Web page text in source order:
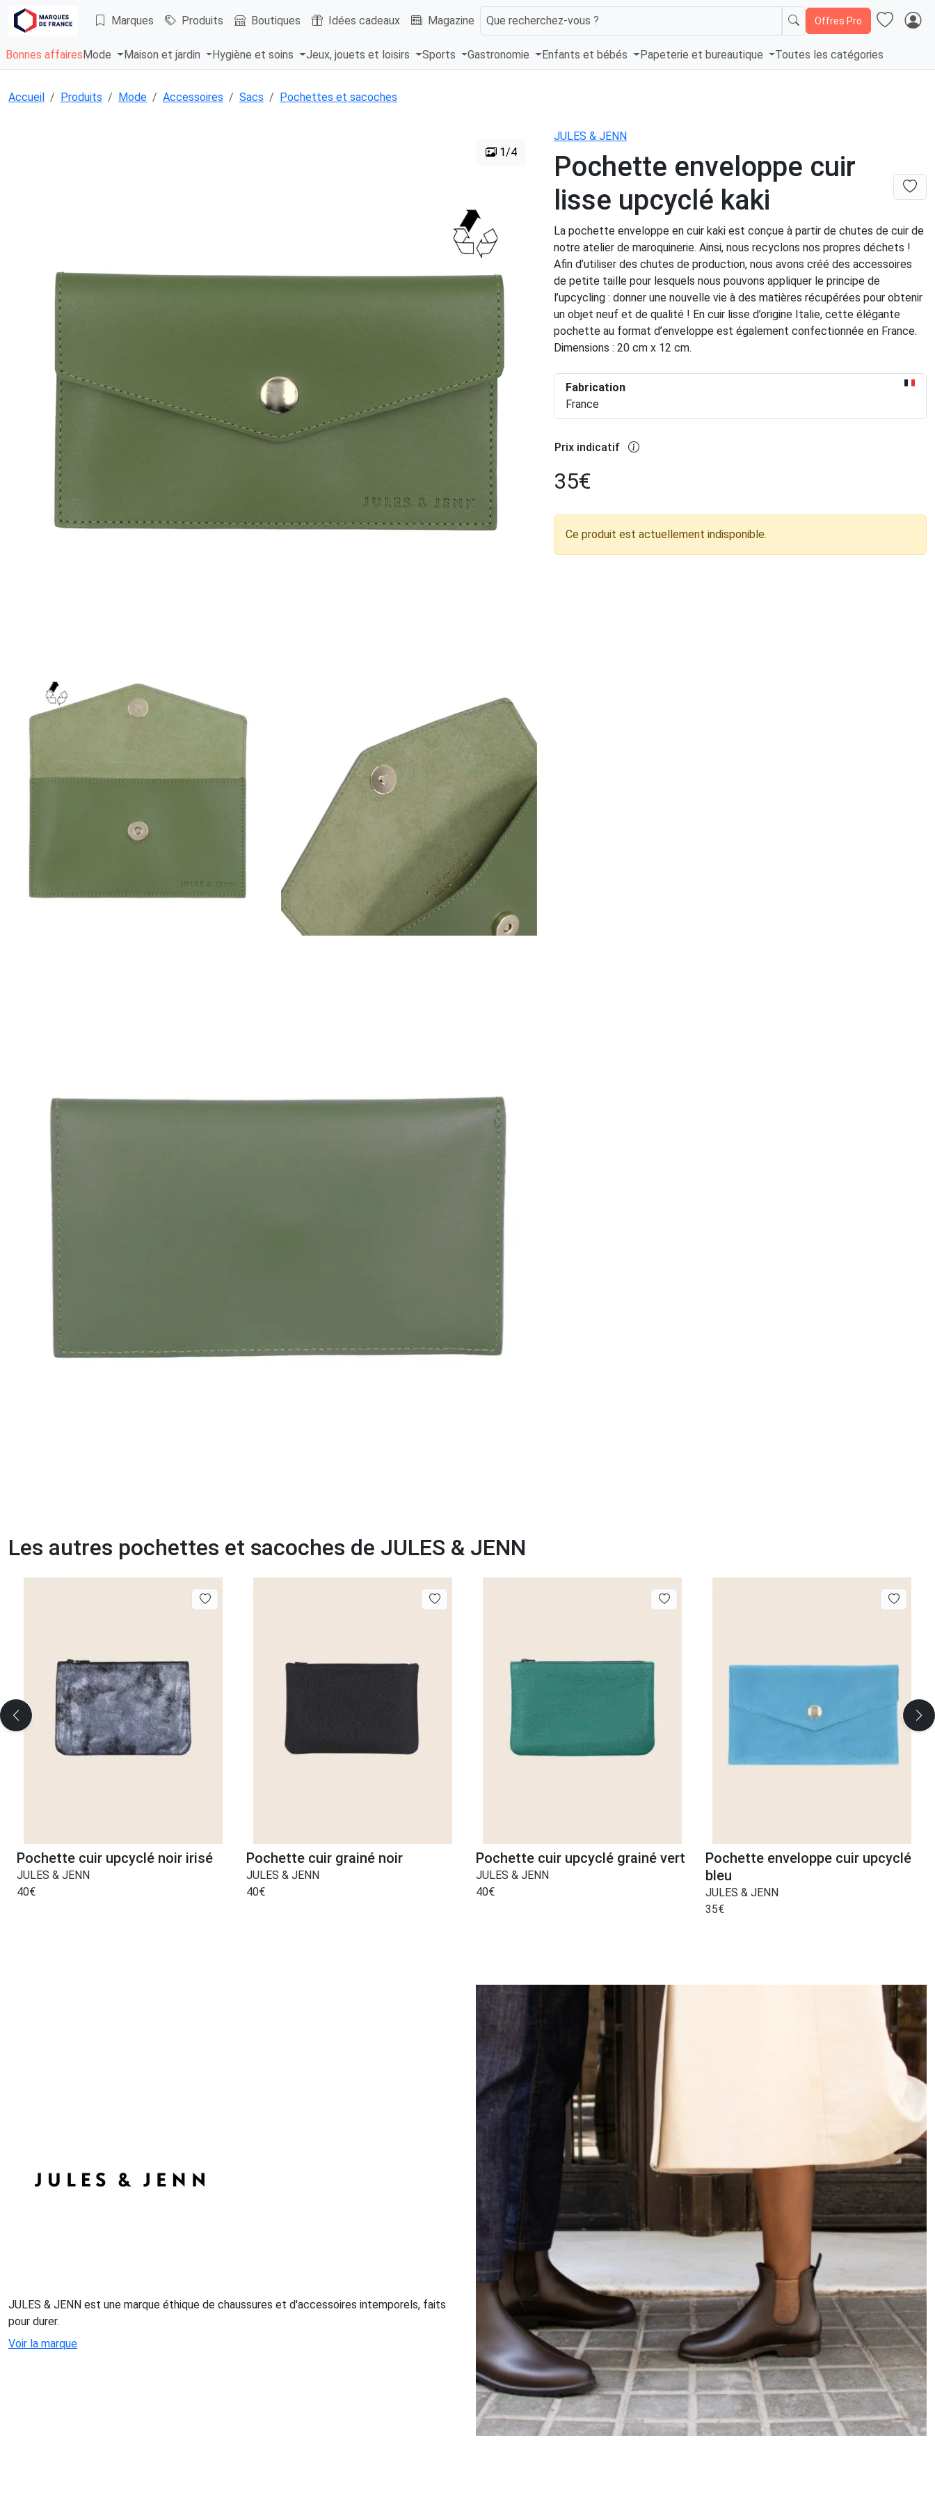
Marques Produits Boutiques Idées cadeaux Magazine Que recherchez-vous ? Offres Pro
Bonnes affaires Mode Maison et jardin Hygiène et soins Jeux, jouets et loisirs Sports Gastronomie Enfants et bébés Papeterie et bureautique Toutes les catégories
Accueil Produits Mode Accessoires Sacs Pochettes et sacoches
1/4
JULES & JENN
Pochette enveloppe cuir
lisse upcyclé kaki
La pochette enveloppe en cuir kaki est conçue à partir de chutes de cuir de
notre atelier de maroquinerie. Ainsi, nous recyclons nos propres déchets !
Afin d’utiliser des chutes de production, nous avons créé des accessoires
de petite taille pour lesquels nous pouvons appliquer le principe de
l’upcycling : donner une nouvelle vie à des matières récupérées pour obtenir
un objet neuf et de qualité ! En cuir lisse d’origine Italie, cette élégante
pochette au format d’enveloppe est également confectionnée en France.
Dimensions : 20 cm x 12 cm.
Fabrication
France
Prix indicatif
35€
Ce produit est actuellement indisponible.
Les autres pochettes et sacoches de JULES & JENN
Pochette cuir upcyclé noir irisé
JULES & JENN
40€
Pochette cuir grainé noir
JULES & JENN
40€
Pochette cuir upcyclé grainé vert
JULES & JENN
40€
Pochette enveloppe cuir upcyclé
bleu
JULES & JENN
35€
JULES & JENN est une marque éthique de chaussures et d'accessoires intemporels, faits
pour durer.
Voir la marque